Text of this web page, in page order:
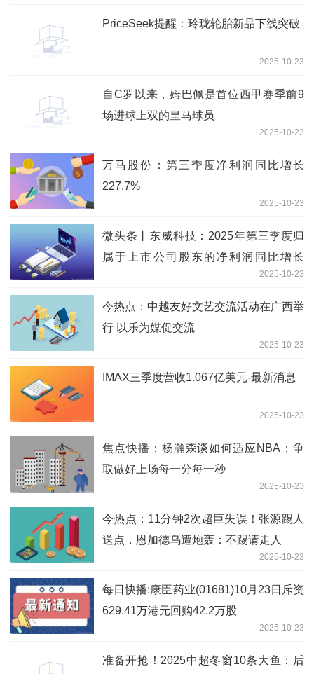
PriceSeek提醒：玲珑轮胎新品下线突破
2025-10-23
自C罗以来，姆巴佩是首位西甲赛季前9
场进球上双的皇马球员
2025-10-23
万马股份：第三季度净利润同比增长
227.7%
2025-10-23
微头条丨东威科技：2025年第三季度归
属于上市公司股东的净利润同比增长
2025-10-23
今热点：中越友好文艺交流活动在广西举
行 以乐为媒促交流
2025-10-23
IMAX三季度营收1.067亿美元-最新消息
2025-10-23
焦点快播：杨瀚森谈如何适应NBA：争
取做好上场每一分每一秒
2025-10-23
今热点：11分钟2次超巨失误！张源踢人
送点，恩加德乌遭炮轰：不踢请走人
2025-10-23
每日快播:康臣药业(01681)10月23日斥资
629.41万港元回购42.2万股
2025-10-23
准备开抢！2025中超冬窗10条大鱼：后